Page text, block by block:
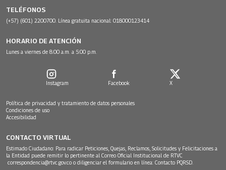
TELÉFONOS
(+57) (601) 2200700. Línea gratuita nacional: 018000123414
HORARIO DE ATENCIÓN
Lunes a viernes de 8:00 a.m. a 5:00 p.m.
Instagram Facebook X
Política de privacidad y tratamiento de datos personales
Condiciones de uso
Accesibilidad
CONTACTO VIRTUAL
Estimado Ciudadano: Para radicar Peticiones, Quejas, Reclamos, Solicitudes y Felicitaciones a
la Entidad puede remitir lo pertinente al Correo Oficial Institucional de RTVC
correspondencia@rtvc.gov.co o diligenciar el formulario en línea: Contacto PQRSD.